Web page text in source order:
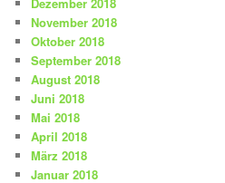
November 2018
Oktober 2018
September 2018
August 2018
Juni 2018
Mai 2018
April 2018
März 2018
Januar 2018